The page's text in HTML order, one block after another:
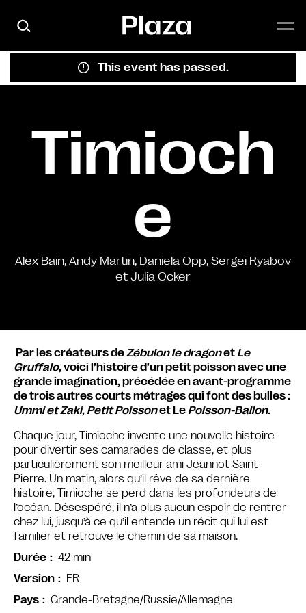
This event has passed.
Timioch
e
Alex Bain, Andy Martin, Daniela Opp, Sergei Ryabov
et Julia Ocker
Par les créateurs deZébulon le dragonet Le
Gruffalo, voici l’histoire d’un petit poisson avec une
grande imagination, précédée en avant-programme
de trois autres courts métrages qui font des bulles :
Ummi et Zaki, Petit Poissonet Le Poisson-Ballon.
Chaque jour, Timioche invente une nouvelle histoire
pour divertir ses camarades de classe, et plus
particulièrement son meilleur ami Jeannot Saint-
Pierre. Un matin, alors qu’il rêve de sa dernière
histoire, Timioche se perd dans les profondeurs de
l’océan. Désespéré, il n’a plus aucun espoir de rentrer
chez lui, jusqu’à ce qu’il entende un récit qui lui est
familier et retrouve le chemin de sa maison.
Durée
42 min
Version
FR
Pays
Grande-Bretagne/Russie/Allemagne